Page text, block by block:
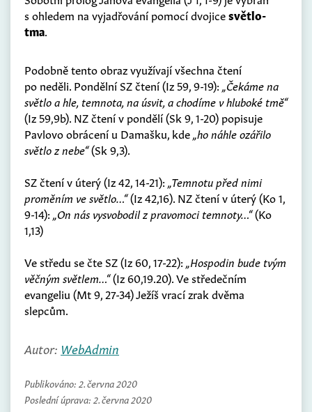
s ohledem na vyjadřování pomocí dvojicesvětlo-
tma.
Podobně tento obraz využívají všechna čtení
po neděli. Pondělní SZ čtení (Iz 59, 9-19): „Čekáme na
světlo a hle, temnota, na úsvit, a chodíme v hluboké tmě“
(Iz 59,9b). NZ čtení v pondělí (Sk 9, 1-20) popisuje
Pavlovo obrácení u Damašku, kde„ho náhle ozářilo
světlo z nebe“(Sk 9,3).
SZ čtení v úterý (Iz 42, 14-21): „Temnotu před nimi
proměním ve světlo…“(Iz 42,16). NZ čtení v úterý (Ko 1,
9-14): „On nás vysvobodil z pravomoci temnoty…“(Ko
1,13)
Ve středu se čte SZ (Iz 60, 17-22): „Hospodin bude tvým
věčným světlem…“(Iz 60,19.20). Ve středečním
evangeliu (Mt 9, 27-34) Ježíš vrací zrak dvěma
slepcům.
Autor: WebAdmin
Publikováno: 2. června 2020
Poslední úprava: 2. června 2020